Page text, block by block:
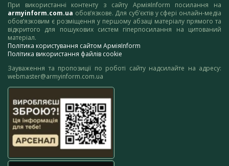
При використанні контенту з сайту АрміяInform посилання на
armyinform.com.ua обов’язкове. Для суб’єктів у сфері онлайн-медіа
обов’язковим є розміщення у першому абзаці матеріалу прямого та
відкритого для пошукових систем гіперпосилання на цитований
матеріал.
Політика користування сайтом АрміяInform
Політика використання файлів cookie
Зауваження та пропозиції по роботі сайту надсилайте на адресу:
webmaster@armyinform.com.ua